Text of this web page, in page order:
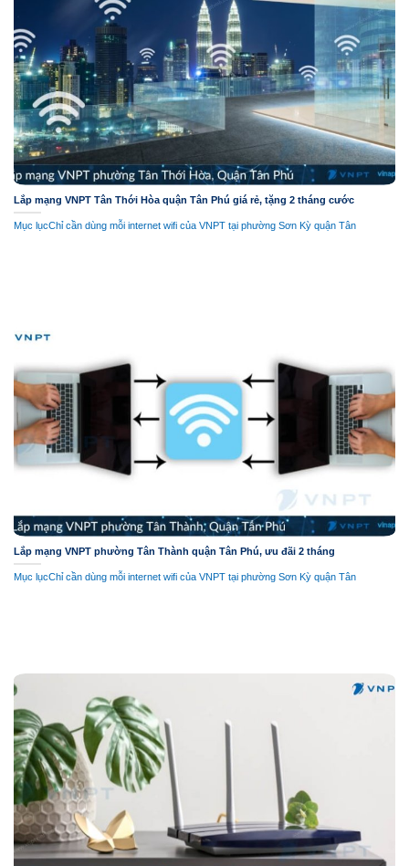
Lắp mạng VNPT Tân Thới Hòa quận Tân Phú giá rẻ, tặng 2 tháng cước
Mục lụcChỉ cần dùng mỗi internet wifi của VNPT tại phường Sơn Kỳ quận Tân
Lắp mạng VNPT phường Tân Thành quận Tân Phú, ưu đãi 2 tháng
Mục lụcChỉ cần dùng mỗi internet wifi của VNPT tại phường Sơn Kỳ quận Tân